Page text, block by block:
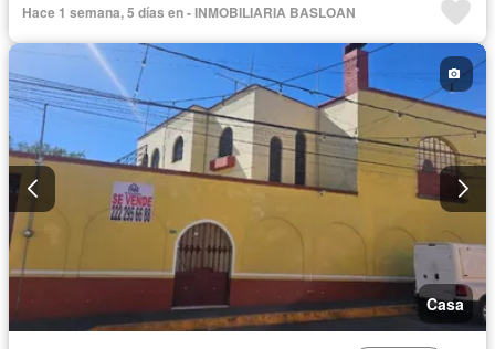
Hace 1 semana, 5 días en - INMOBILIARIA BASLOAN
Casa